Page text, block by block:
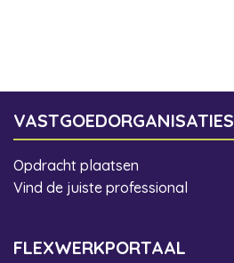
VASTGOEDORGANISATIES
Opdracht plaatsen
Vind de juiste professional
FLEXWERKPORTAAL